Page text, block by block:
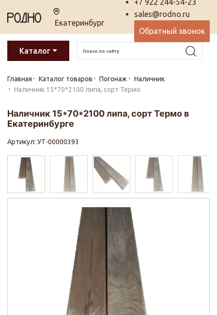
Екатеринбург
+7 922 244-54-23
sales@rodno.ru
Обратный звонок
Каталог
Главная Каталог товаров Погонаж
Наличник
Наличник 15*70*2100 липа, сорт Термо
Наличник 15*70*2100 липа, сорт Термо в
Екатеринбурге
Артикул: УТ-00000393